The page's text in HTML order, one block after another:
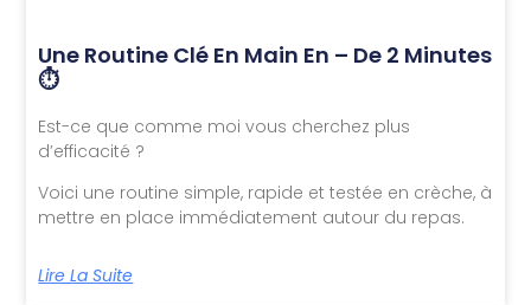
Une Routine Clé En Main En – De 2 Minutes
⏱️
Est-ce que comme moi vous cherchez plus
d’efficacité ?
Voici une routine simple, rapide et testée en crèche, à
mettre en place immédiatement autour du repas.
Lire La Suite